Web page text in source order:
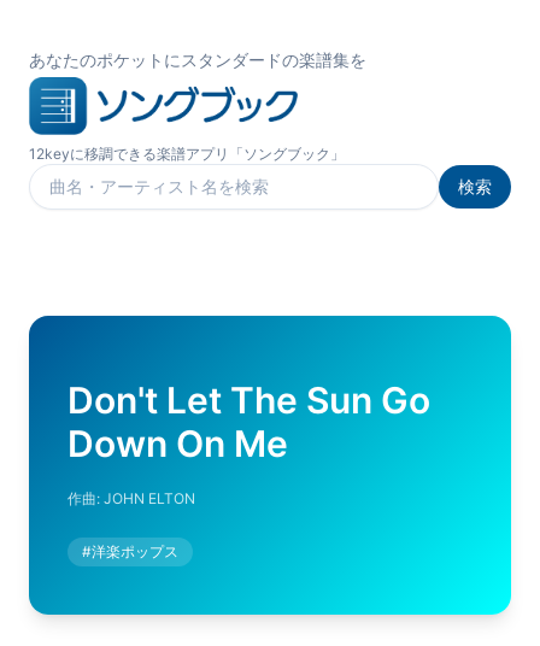
あなたのポケットにスタンダードの楽譜集を
12keyに移調できる楽譜アプリ「ソングブック」
楽曲を検索
検索
Don't Let The Sun Go
Down On Me
作曲: JOHN ELTON
#洋楽ポップス